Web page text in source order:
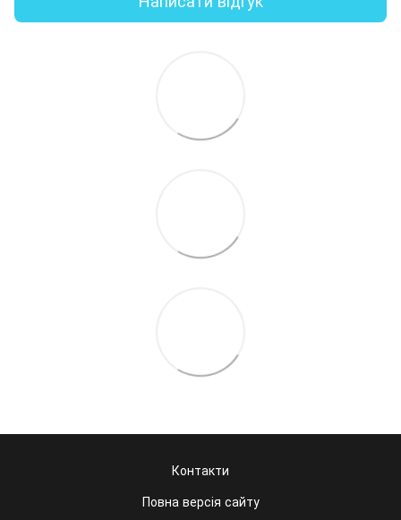
Контакти
Повна версія сайту